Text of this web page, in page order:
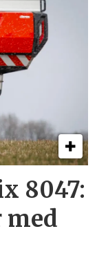
8047:
med